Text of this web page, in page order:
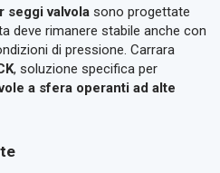
seggi valvola sono progettate
deve rimanere stabile anche con
di pressione. Carrara
, soluzione specifica per
a sfera operanti ad alte